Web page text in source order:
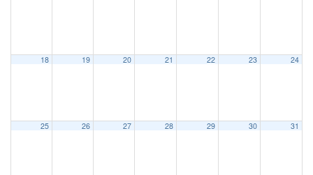
18 19 20 21 22 23 24
25 26 27 28 29 30 31